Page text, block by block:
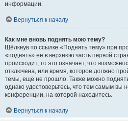
информации.
Вернуться к началу
Как мне вновь поднять мою тему?
Щёлкнув по ссылке «Поднять тему» при
«поднять» её в верхнюю часть первой
происходит, то это означает, что
отключена, или время, которое должно
темы, ещё не прошло. Также можно
однако удостоверьтесь, что тем самым вы
конференции, на которой находитесь.
Вернуться к началу